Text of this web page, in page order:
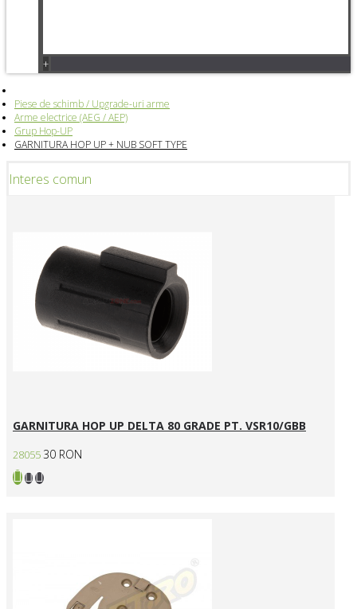
+
Piese de schimb / Upgrade-uri arme
Arme electrice (AEG / AEP)
Grup Hop-UP
GARNITURA HOP UP + NUB SOFT TYPE
Interes comun
GARNITURA HOP UP DELTA 80 GRADE PT. VSR10/GBB
28055 30 RON